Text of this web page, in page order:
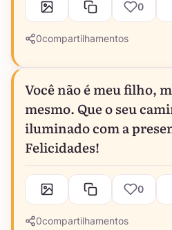
0
0compartilhamentos
Você não é meu filho,
mesmo. Que o seu
iluminado com a
Felicidades!
0
0compartilhamentos